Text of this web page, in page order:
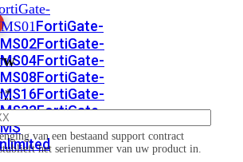
FortiGate-
FortiGate-
FortiGate-
FortiGate-
FortiGate-
FortiGate-
*
van een bestaand support contract
het serienummer van uw product in.